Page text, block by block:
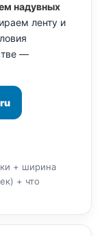
надувных
ленту и
—
+ ширина
+ что